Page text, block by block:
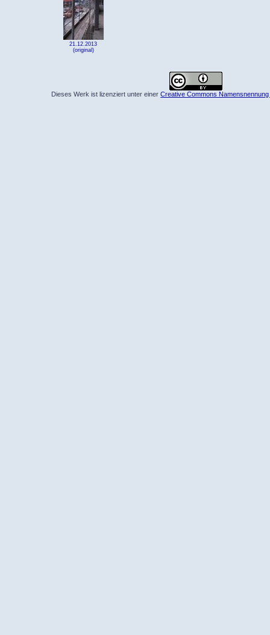
21.12.2013
(original)
Dieses Werk ist lizenziert unter einerCreative Commons